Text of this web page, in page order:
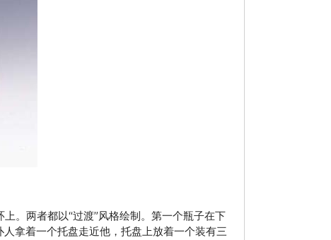
。两者都以“过渡”风格绘制。第一个瓶子在下
拿着一个托盘走近他，托盘上放着一个装有三